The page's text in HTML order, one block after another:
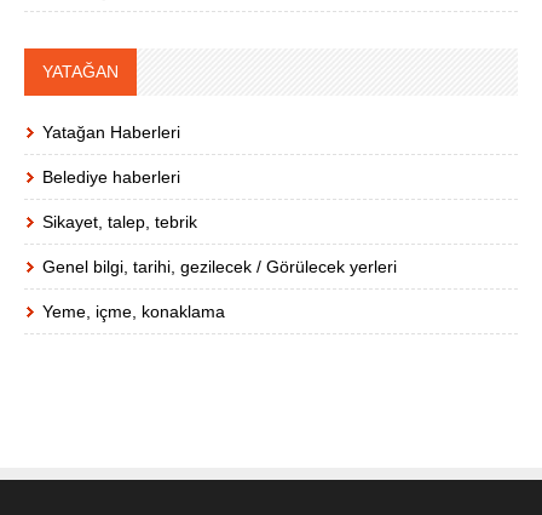
YATAĞAN
Yatağan Haberleri
Belediye haberleri
Sikayet, talep, tebrik
Genel bilgi, tarihi, gezilecek / Görülecek yerleri
Yeme, içme, konaklama